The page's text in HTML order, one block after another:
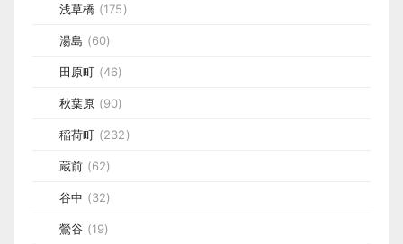
浅草橋 (175)
湯島 (60)
田原町 (46)
秋葉原 (90)
稲荷町 (232)
蔵前 (62)
谷中 (32)
鶯谷 (19)